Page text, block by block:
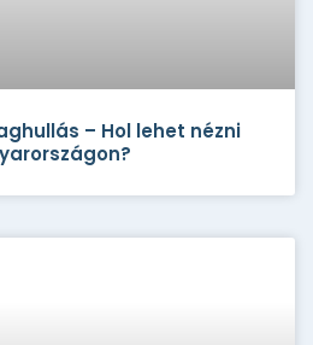
– Hol lehet nézni